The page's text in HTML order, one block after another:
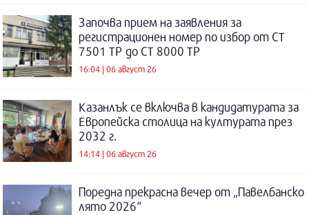
Започва прием на заявления за
регистрационен номер по избор от СТ
7501 ТР до СТ 8000 ТР
16:04 | 06 август 26
Казанлък се включва в кандидатурата за
Европейска столица на културата през
2032 г.
14:14 | 06 август 26
Поредна прекрасна вечер от „Павелбанско
лято 2026“